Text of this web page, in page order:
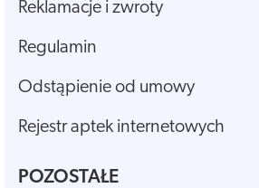
Reklamacje i zwroty
Regulamin
Odstąpienie od umowy
Rejestr aptek internetowych
POZOSTAŁE